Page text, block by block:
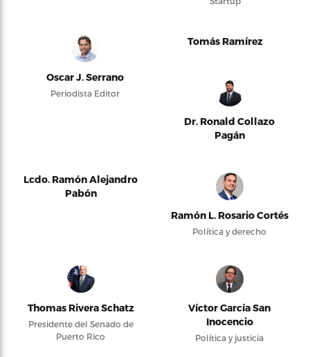
Oscar J. Serrano
Periodista Editor
Tomás Ramírez
Dr. Ronald Collazo
Pagán
Lcdo. Ramón Alejandro
Pabón
Ramón L. Rosario Cortés
Política y derecho
Thomas Rivera Schatz
Presidente del Senado de
Puerto Rico
Víctor García San
Inocencio
Política y justicia